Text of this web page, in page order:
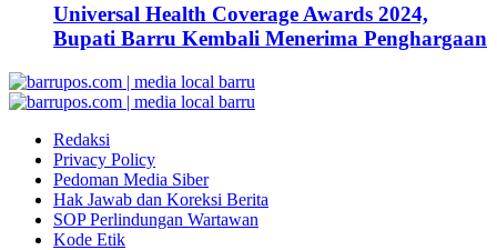
Universal Health Coverage Awards 2024,
Bupati Barru Kembali Menerima Penghargaan
Redaksi
Privacy Policy
Pedoman Media Siber
Hak Jawab dan Koreksi Berita
SOP Perlindungan Wartawan
Kode Etik